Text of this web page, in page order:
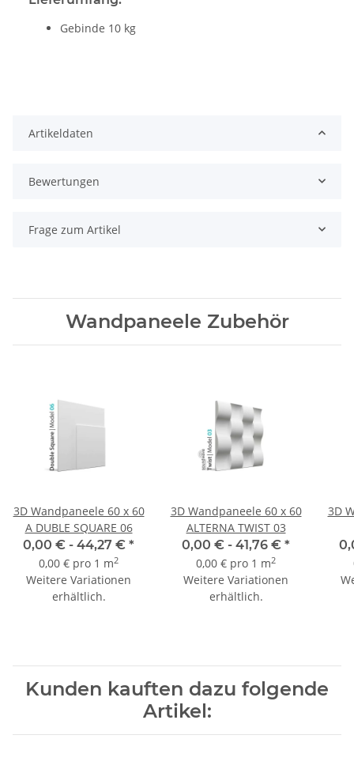
Gebinde 10 kg
Artikeldaten
Bewertungen
Frage zum Artikel
Wandpaneele Zubehör
3D Wandpaneele 60 x 60
A DUBLE SQUARE 06
0,00 € - 44,27 € *
0,00 € pro 1 m2
Weitere Variationen
erhältlich.
3D Wandpaneele 60 x 60
ALTERNA TWIST 03
0,00 € - 41,76 € *
0,00 € pro 1 m2
Weitere Variationen
erhältlich.
3D
Kunden kauften dazu folgende
Artikel: